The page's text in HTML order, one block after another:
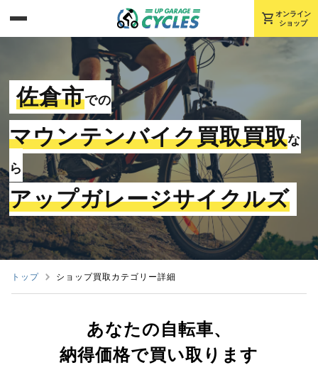
shopping_cart オンライン
ショップ
佐倉市での
マウンテンバイク買取買取な
ら
アップガレージサイクルズ
トップ ショップ買取カテゴリー詳細
あなたの自転車、
納得価格で買い取ります